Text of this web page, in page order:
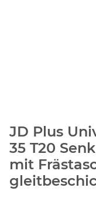
JD Plus
35 T20
mit